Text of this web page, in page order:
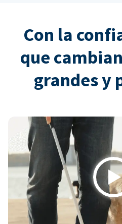
Con la
que
grandes y
Play